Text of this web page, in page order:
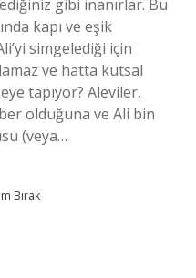
gibi inanırlar. Bu
kapı ve eşik
simgelediği için
ve hatta kutsal
tapıyor? Aleviler,
olduğuna ve Ali bin
(veya…
Bırak